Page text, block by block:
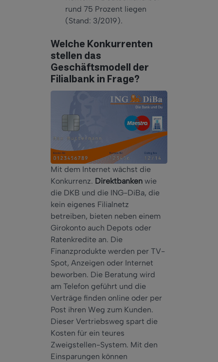
rund 75 Prozent liegen
(Stand: 3/2019).
Welche Konkurrenten
stellen das
Geschäftsmodell der
Filialbank in Frage?
Mit dem Internet wächst die
Konkurrenz. Direktbanken wie
die DKB und die ING-DiBa, die
kein eigenes Filialnetz
betreiben, bieten neben einem
Girokonto auch Depots oder
Ratenkredite an. Die
Finanzprodukte werden per TV-
Spot, Anzeigen oder Internet
beworben. Die Beratung wird
am Telefon geführt und die
Verträge finden online oder per
Post ihren Weg zum Kunden.
Dieser Vertriebsweg spart die
Kosten für ein teures
Zweigstellen-System. Mit den
Einsparungen können